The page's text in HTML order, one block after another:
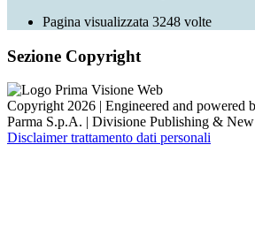
Pagina visualizzata 3248 volte
Sezione Copyright
Copyright 2026 | Engineered and powered
Parma S.p.A. | Divisione Publishing &
Disclaimer trattamento dati personali